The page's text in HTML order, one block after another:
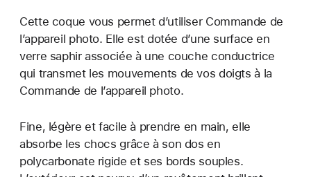
Cette coque vous permet d’utiliser Commande de
l’appareil photo. Elle est dotée d’une surface en
verre saphir associée à une couche conductrice
qui transmet les mouvements de vos doigts à la
Commande de l’appareil photo.
Fine, légère et facile à prendre en main, elle
absorbe les chocs grâce à son dos en
polycarbonate rigide et ses bords souples.